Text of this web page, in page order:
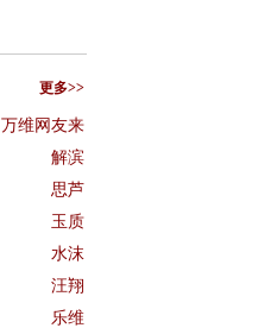
更多>>
万维网友来
解滨
思芦
玉质
水沫
汪翔
乐维